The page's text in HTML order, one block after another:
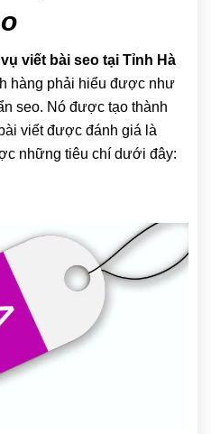
viết bài seo tại Tỉnh Hà
hàng phải hiểu được như
seo. Nó được tạo thành
viết được đánh giá là
những tiêu chí dưới đây: